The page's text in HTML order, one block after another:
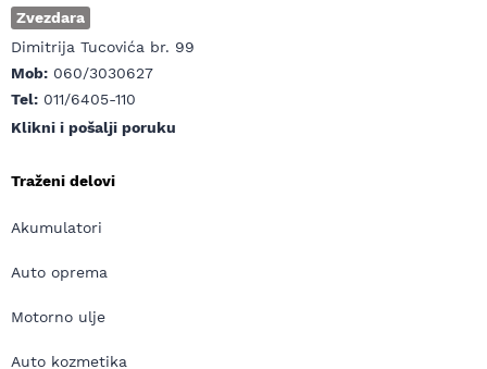
Zvezdara
Dimitrija Tucovića br. 99
Mob: 060/3030627
Tel: 011/6405-110
Klikni i pošalji poruku
Traženi delovi
Akumulatori
Auto oprema
Motorno ulje
Auto kozmetika